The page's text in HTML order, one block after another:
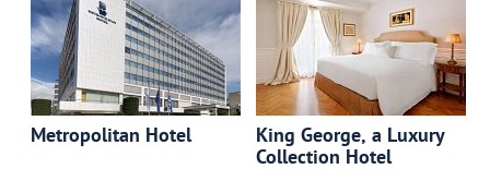
Metropolitan Hotel
King George, a Luxury
Collection Hotel